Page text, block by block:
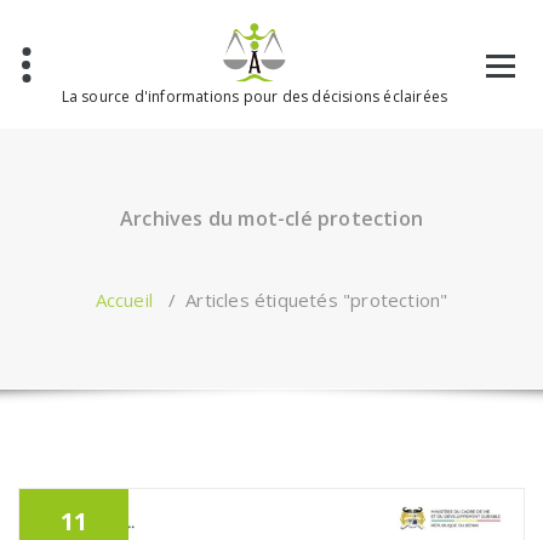
contenu
La source d'informations pour des décisions éclairées
Archives du mot-clé protection
Accueil /Articles étiquetés "protection"
11